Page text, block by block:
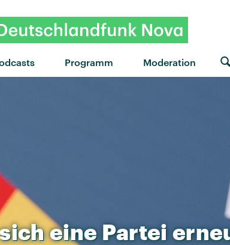
Programm Moderation
sicheine Partei